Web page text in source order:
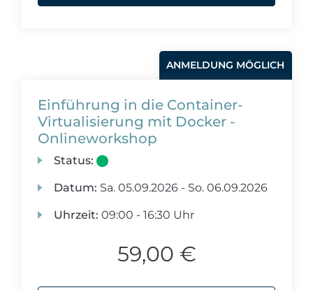
ANMELDUNG MÖGLICH
Einführung in die Container-
Virtualisierung mit Docker -
Onlineworkshop
Status:
Datum: Sa. 05.09.2026 - So. 06.09.2026
Uhrzeit: 09:00 - 16:30 Uhr
59,00 €